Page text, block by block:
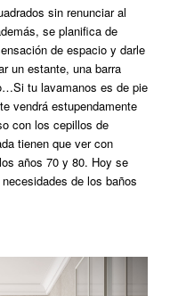
sin renunciar al
se planifica de
de espacio y darle
un estante, una barra
tu lavamanos es de pie
vendrá estupendamente
con los cepillos de
tienen que ver con
años 70 y 80. Hoy se
de los baños